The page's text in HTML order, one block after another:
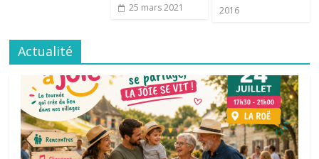
25 mars 2021
2016
Actualité